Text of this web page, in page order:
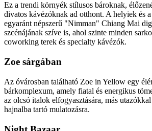
Ez a trendi környék stílusos bároknak,
divatos kávézóknak ad otthont. A helyiek és
egyaránt népszerű "Nimman" Chiang Mai
szcénájának szíve is, ahol szinte minden
coworking terek és specialty kávézók.
Zoe sárgában
Az óvárosban található Zoe in Yellow egy
bárkomplexum, amely fiatal és energikus
az olcsó italok elfogyasztására, más
hajnalba tartó mulatozásra.